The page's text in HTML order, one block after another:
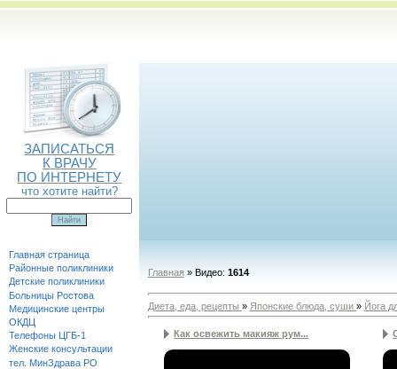
ЗАПИСАТЬСЯ
К ВРАЧУ
ПО ИНТЕРНЕТУ
что хотите найти?
Главная страница
Районные поликлиники
Детские поликлиники
Больницы Ростова
Медицинские центры
ОКДЦ
Телефоны ЦГБ-1
Женские консультации
тел. МинЗдрава РО
Главная » Видео: 1614
Диета, еда, рецепты » Японские блюда, суши » Йога
Как освежить макияж рум...